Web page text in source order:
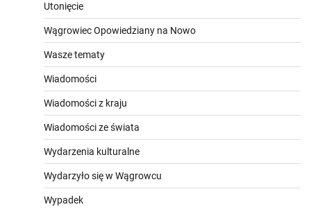
Utonięcie
Wągrowiec Opowiedziany na Nowo
Wasze tematy
Wiadomości
Wiadomości z kraju
Wiadomości ze świata
Wydarzenia kulturalne
Wydarzyło się w Wągrowcu
Wypadek